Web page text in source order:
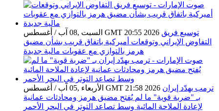
السبت ,08 آب / أغسطس GMT 20:55 2026 توسيع فريق
التفاوض الإيراني وتوقعات أميركية باتفاق قريب بشأن مضيق
هرمز بالتوازي مع عقوبات مالية جديدة
الأربعاء ,05 آب / أغسطس GMT 21:58 2026 ترمب يهدّد إيران
بـ "ضربة قوية" ما لم يُفتح مضيق هرمز ومحادثات عمانية
لإعادة الملاحة المائية وسط تصاعد التوتر في البحر الأحمر